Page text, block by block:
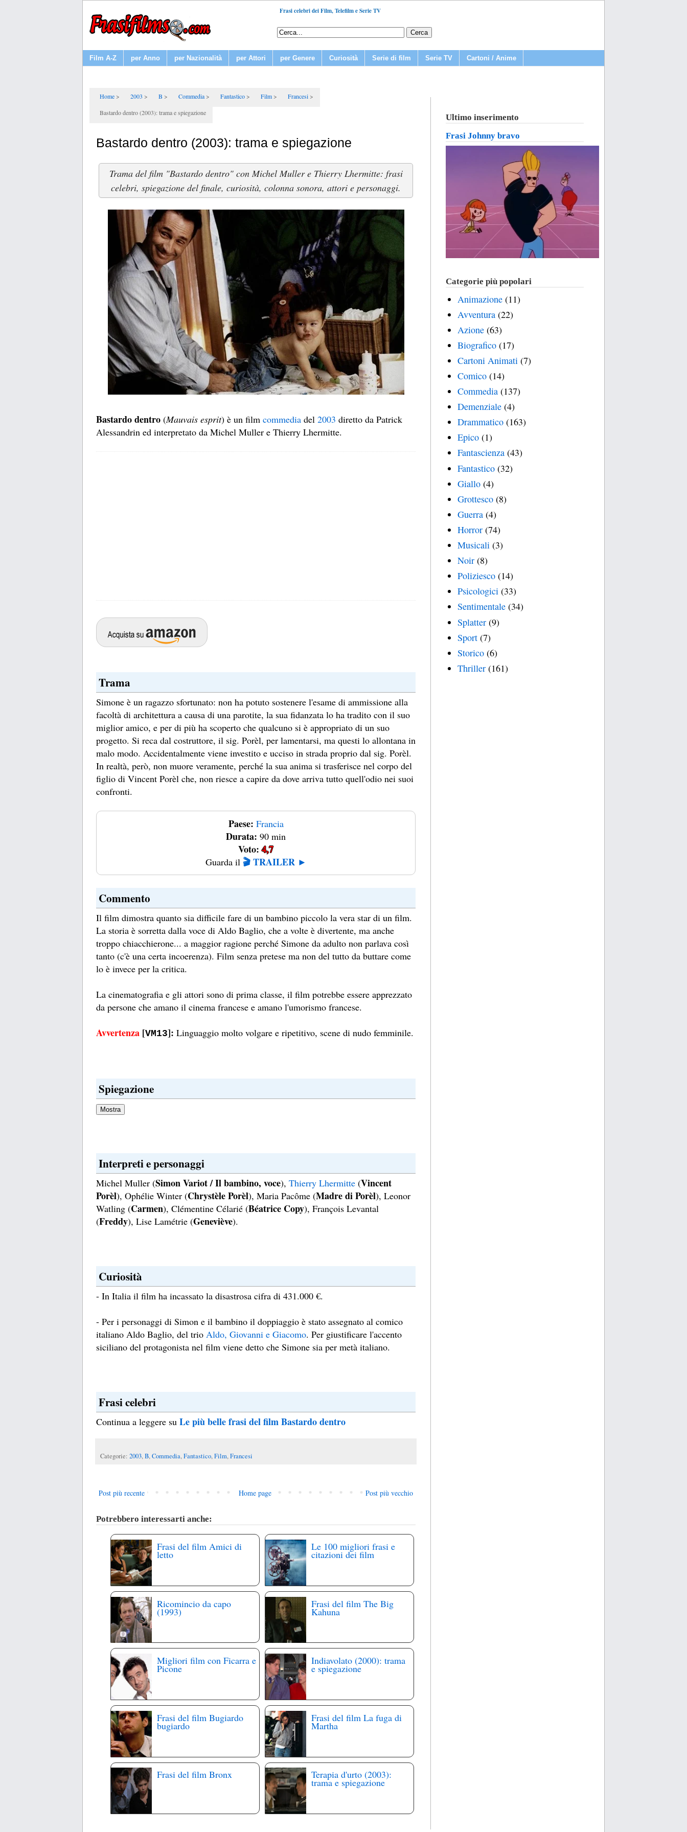
Frasi celebri dei Film, Telefilm e Serie TV
Film A-Z per Anno per Nazionalità per Attori per Genere Curiosità Serie di film Serie TV Cartoni / Anime
Home 2003 B Commedia Fantastico Film
Francesi
Bastardo dentro (2003): trama e spiegazione
Bastardo dentro (2003): trama e spiegazione
Trama del film "Bastardo dentro" con Michel Muller e Thierry Lhermitte: frasi
celebri, spiegazione del finale, curiosità, colonna sonora, attori e personaggi.
Bastardo dentro (Mauvais esprit) è un film commedia del 2003 diretto da Patrick
Alessandrin ed interpretato da Michel Muller e Thierry Lhermitte.
Trama
Simone è un ragazzo sfortunato: non ha potuto sostenere l'esame di ammissione alla
facoltà di architettura a causa di una parotite, la sua fidanzata lo ha tradito con il suo
miglior amico, e per di più ha scoperto che qualcuno si è appropriato di un suo
progetto. Si reca dal costruttore, il sig. Porèl, per lamentarsi, ma questi lo allontana in
malo modo. Accidentalmente viene investito e ucciso in strada proprio dal sig. Porèl.
In realtà, però, non muore veramente, perché la sua anima si trasferisce nel corpo del
figlio di Vincent Porèl che, non riesce a capire da dove arriva tutto quell'odio nei suoi
confronti.
Paese: Francia
Durata: 90 min
Voto: 4,7
Guarda il 🎬 TRAILER ►
Commento
Il film dimostra quanto sia difficile fare di un bambino piccolo la vera star di un film.
La storia è sorretta dalla voce di Aldo Baglio, che a volte è divertente, ma anche
troppo chiacchierone... a maggior ragione perché Simone da adulto non parlava così
tanto (c'è una certa incoerenza). Film senza pretese ma non del tutto da buttare come
lo è invece per la critica.
La cinematografia e gli attori sono di prima classe, il film potrebbe essere apprezzato
da persone che amano il cinema francese e amano l'umorismo francese.
Avvertenza [VM13]: Linguaggio molto volgare e ripetitivo, scene di nudo femminile.
Spiegazione
Interpreti e personaggi
Michel Muller (Simon Variot / Il bambino, voce), Thierry Lhermitte (Vincent
Porèl), Ophélie Winter (Chrystèle Porèl), Maria Pacôme (Madre di Porèl), Leonor
Watling (Carmen), Clémentine Célarié (Béatrice Copy), François Levantal
(Freddy), Lise Lamétrie (Geneviève).
Curiosità
- In Italia il film ha incassato la disastrosa cifra di 431.000 €.
- Per i personaggi di Simon e il bambino il doppiaggio è stato assegnato al comico
italiano Aldo Baglio, del trio Aldo, Giovanni e Giacomo. Per giustificare l'accento
siciliano del protagonista nel film viene detto che Simone sia per metà italiano.
Frasi celebri
Continua a leggere su Le più belle frasi del film Bastardo dentro
Categorie: 2003,B,Commedia,Fantastico,Film,Francesi
Post più recente Post più vecchio
Home page
Potrebbero interessarti anche:
Frasi del film Amici di
letto
Le 100 migliori frasi e
citazioni dei film
Ricomincio da capo
(1993)
Frasi del film The Big
Kahuna
Migliori film con Ficarra e
Picone
Indiavolato (2000): trama
e spiegazione
Frasi del film Bugiardo
bugiardo
Frasi del film La fuga di
Martha
Frasi del film Bronx Terapia d'urto (2003):
trama e spiegazione
Ultimo inserimento
Frasi Johnny bravo
Categorie più popolari
Animazione (11)
Avventura (22)
Azione (63)
Biografico (17)
Cartoni Animati (7)
Comico (14)
Commedia (137)
Demenziale (4)
Drammatico (163)
Epico (1)
Fantascienza (43)
Fantastico (32)
Giallo (4)
Grottesco (8)
Guerra (4)
Horror (74)
Musicali (3)
Noir (8)
Poliziesco (14)
Psicologici (33)
Sentimentale (34)
Splatter (9)
Sport (7)
Storico (6)
Thriller (161)